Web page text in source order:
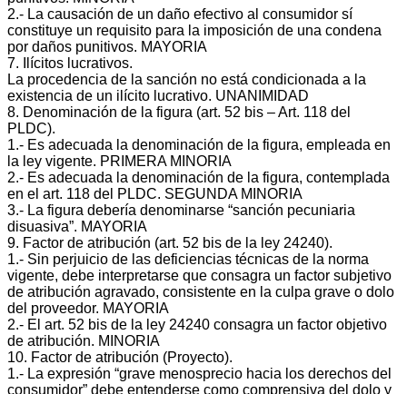
2.‐ La causación de un daño efectivo al consumidor sí
constituye un requisito para la imposición de una condena
por daños punitivos. MAYORIA
7. Ilícitos lucrativos.
La procedencia de la sanción no está condicionada a la
existencia de un ilícito lucrativo. UNANIMIDAD
8. Denominación de la figura (art. 52 bis – Art. 118 del
PLDC).
1.‐ Es adecuada la denominación de la figura, empleada en
la ley vigente. PRIMERA MINORIA
2.‐ Es adecuada la denominación de la figura, contemplada
en el art. 118 del PLDC. SEGUNDA MINORIA
3.‐ La figura debería denominarse “sanción pecuniaria
disuasiva”. MAYORIA
9. Factor de atribución (art. 52 bis de la ley 24240).
1.‐ Sin perjuicio de las deficiencias técnicas de la norma
vigente, debe interpretarse que consagra un factor subjetivo
de atribución agravado, consistente en la culpa grave o dolo
del proveedor. MAYORIA
2.‐ El art. 52 bis de la ley 24240 consagra un factor objetivo
de atribución. MINORIA
10. Factor de atribución (Proyecto).
1.‐ La expresión “grave menosprecio hacia los derechos del
consumidor” debe entenderse como comprensiva del dolo y